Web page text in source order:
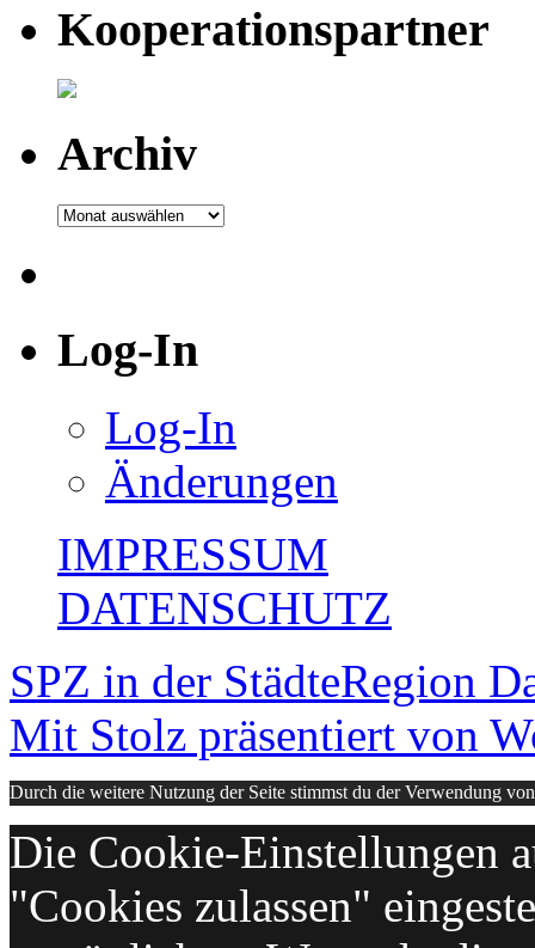
Kooperationspartner
Archiv
Archiv
Log-In
Log-In
Änderungen
IMPRESSUM
DATENSCHUTZ
SPZ in der StädteRegion
Mit Stolz präsentiert von
Durch die weitere Nutzung der Seite stimmst du der Verwendung
Die Cookie-Einstellungen
"Cookies zulassen"